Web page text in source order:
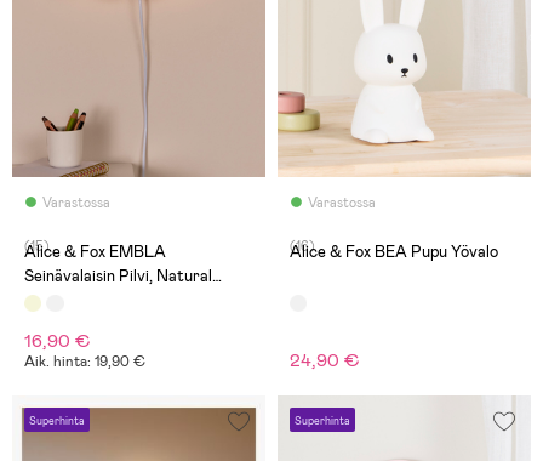
Varastossa
(15)
Alice & Fox EMBLA
Seinävalaisin Pilvi, Natural
Wood
16,90 €
Aik. hinta: 19,90 €
Varastossa
(16)
Alice & Fox BEA Pupu Yövalo
24,90 €
Superhinta Superhinta